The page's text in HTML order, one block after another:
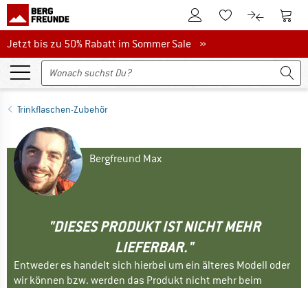
Zum KundenkontoZum Merkzettel.
Zum Zum
Jetzt bis zu 50% Rabatt im Sommer Sale
Jetzt bis zu 50% Rabatt im Sommer Sale »
Trinkflaschen-Zubehör
Bergfreund Max
"DIESES PRODUKT IST NICHT MEHR
LIEFERBAR."
Entweder es handelt sich hierbei um ein älteres Modell oder
wir können bzw. werden das Produkt nicht mehr beim